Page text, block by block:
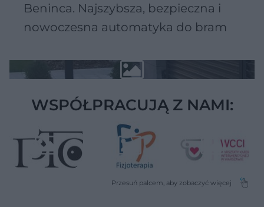
Beninca. Najszybsza, bezpieczna i
nowoczesna automatyka do bram
WSPÓŁPRACUJĄ Z NAMI: